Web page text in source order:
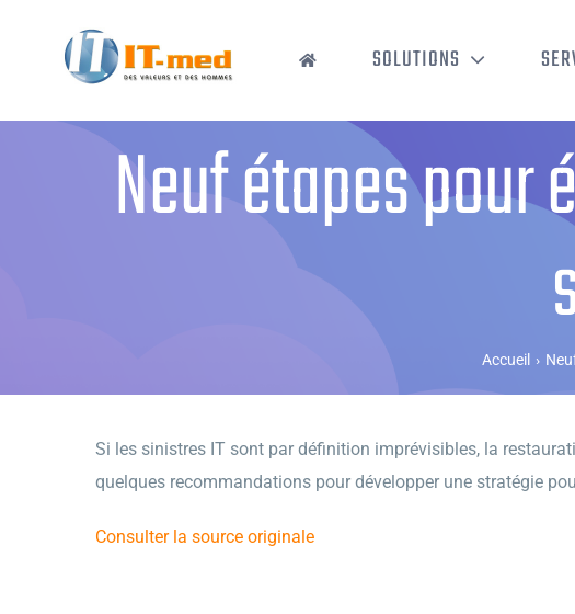
SOLUTIONS
Neuf étapes pour
Accueil ›
Si les sinistres IT sont par définition imprévisibles, la
quelques recommandations pour développer une stratégie
Consulter la source originale